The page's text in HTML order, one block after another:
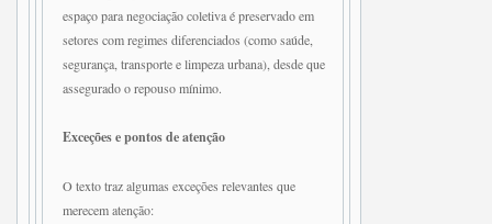
espaço para negociação coletiva é preservado em
setores com regimes diferenciados (como saúde,
segurança, transporte e limpeza urbana), desde que
assegurado o repouso mínimo.
Exceções e pontos de atenção
O texto traz algumas exceções relevantes que
merecem atenção: